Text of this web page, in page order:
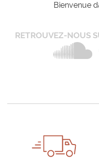
Bienvenue
RETROUVEZ-NOUS